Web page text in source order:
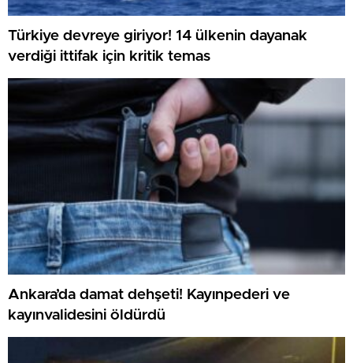
Türkiye devreye giriyor! 14 ülkenin dayanak
verdiği ittifak için kritik temas
Ankara’da damat dehşeti! Kayınpederi ve
kayınvalidesini öldürdü